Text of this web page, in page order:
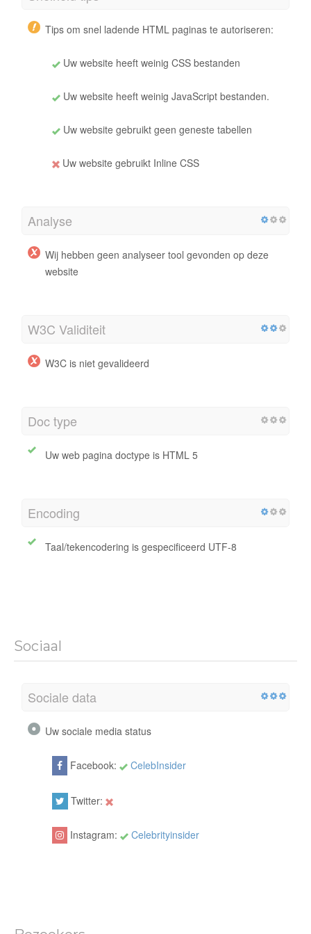
Tips om snel ladende HTML paginas te autoriseren:
Uw website heeft weinig CSS bestanden
Uw website heeft weinig JavaScript bestanden.
Uw website gebruikt geen geneste tabellen
Uw website gebruikt Inline CSS
Analyse
Wij hebben geen analyseer tool gevonden op deze
website
W3C Validiteit
W3C is niet gevalideerd
Doc type
Uw web pagina doctype is HTML 5
Encoding
Taal/tekencodering is gespecificeerd UTF-8
Sociaal
Sociale data
Uw sociale media status
Facebook: CelebInsider
Twitter:
Instagram: Celebrityinsider